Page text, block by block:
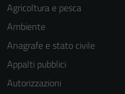
Agricoltura e pesca
Ambiente
Anagrafe e stato civile
Appalti pubblici
Autorizzazioni